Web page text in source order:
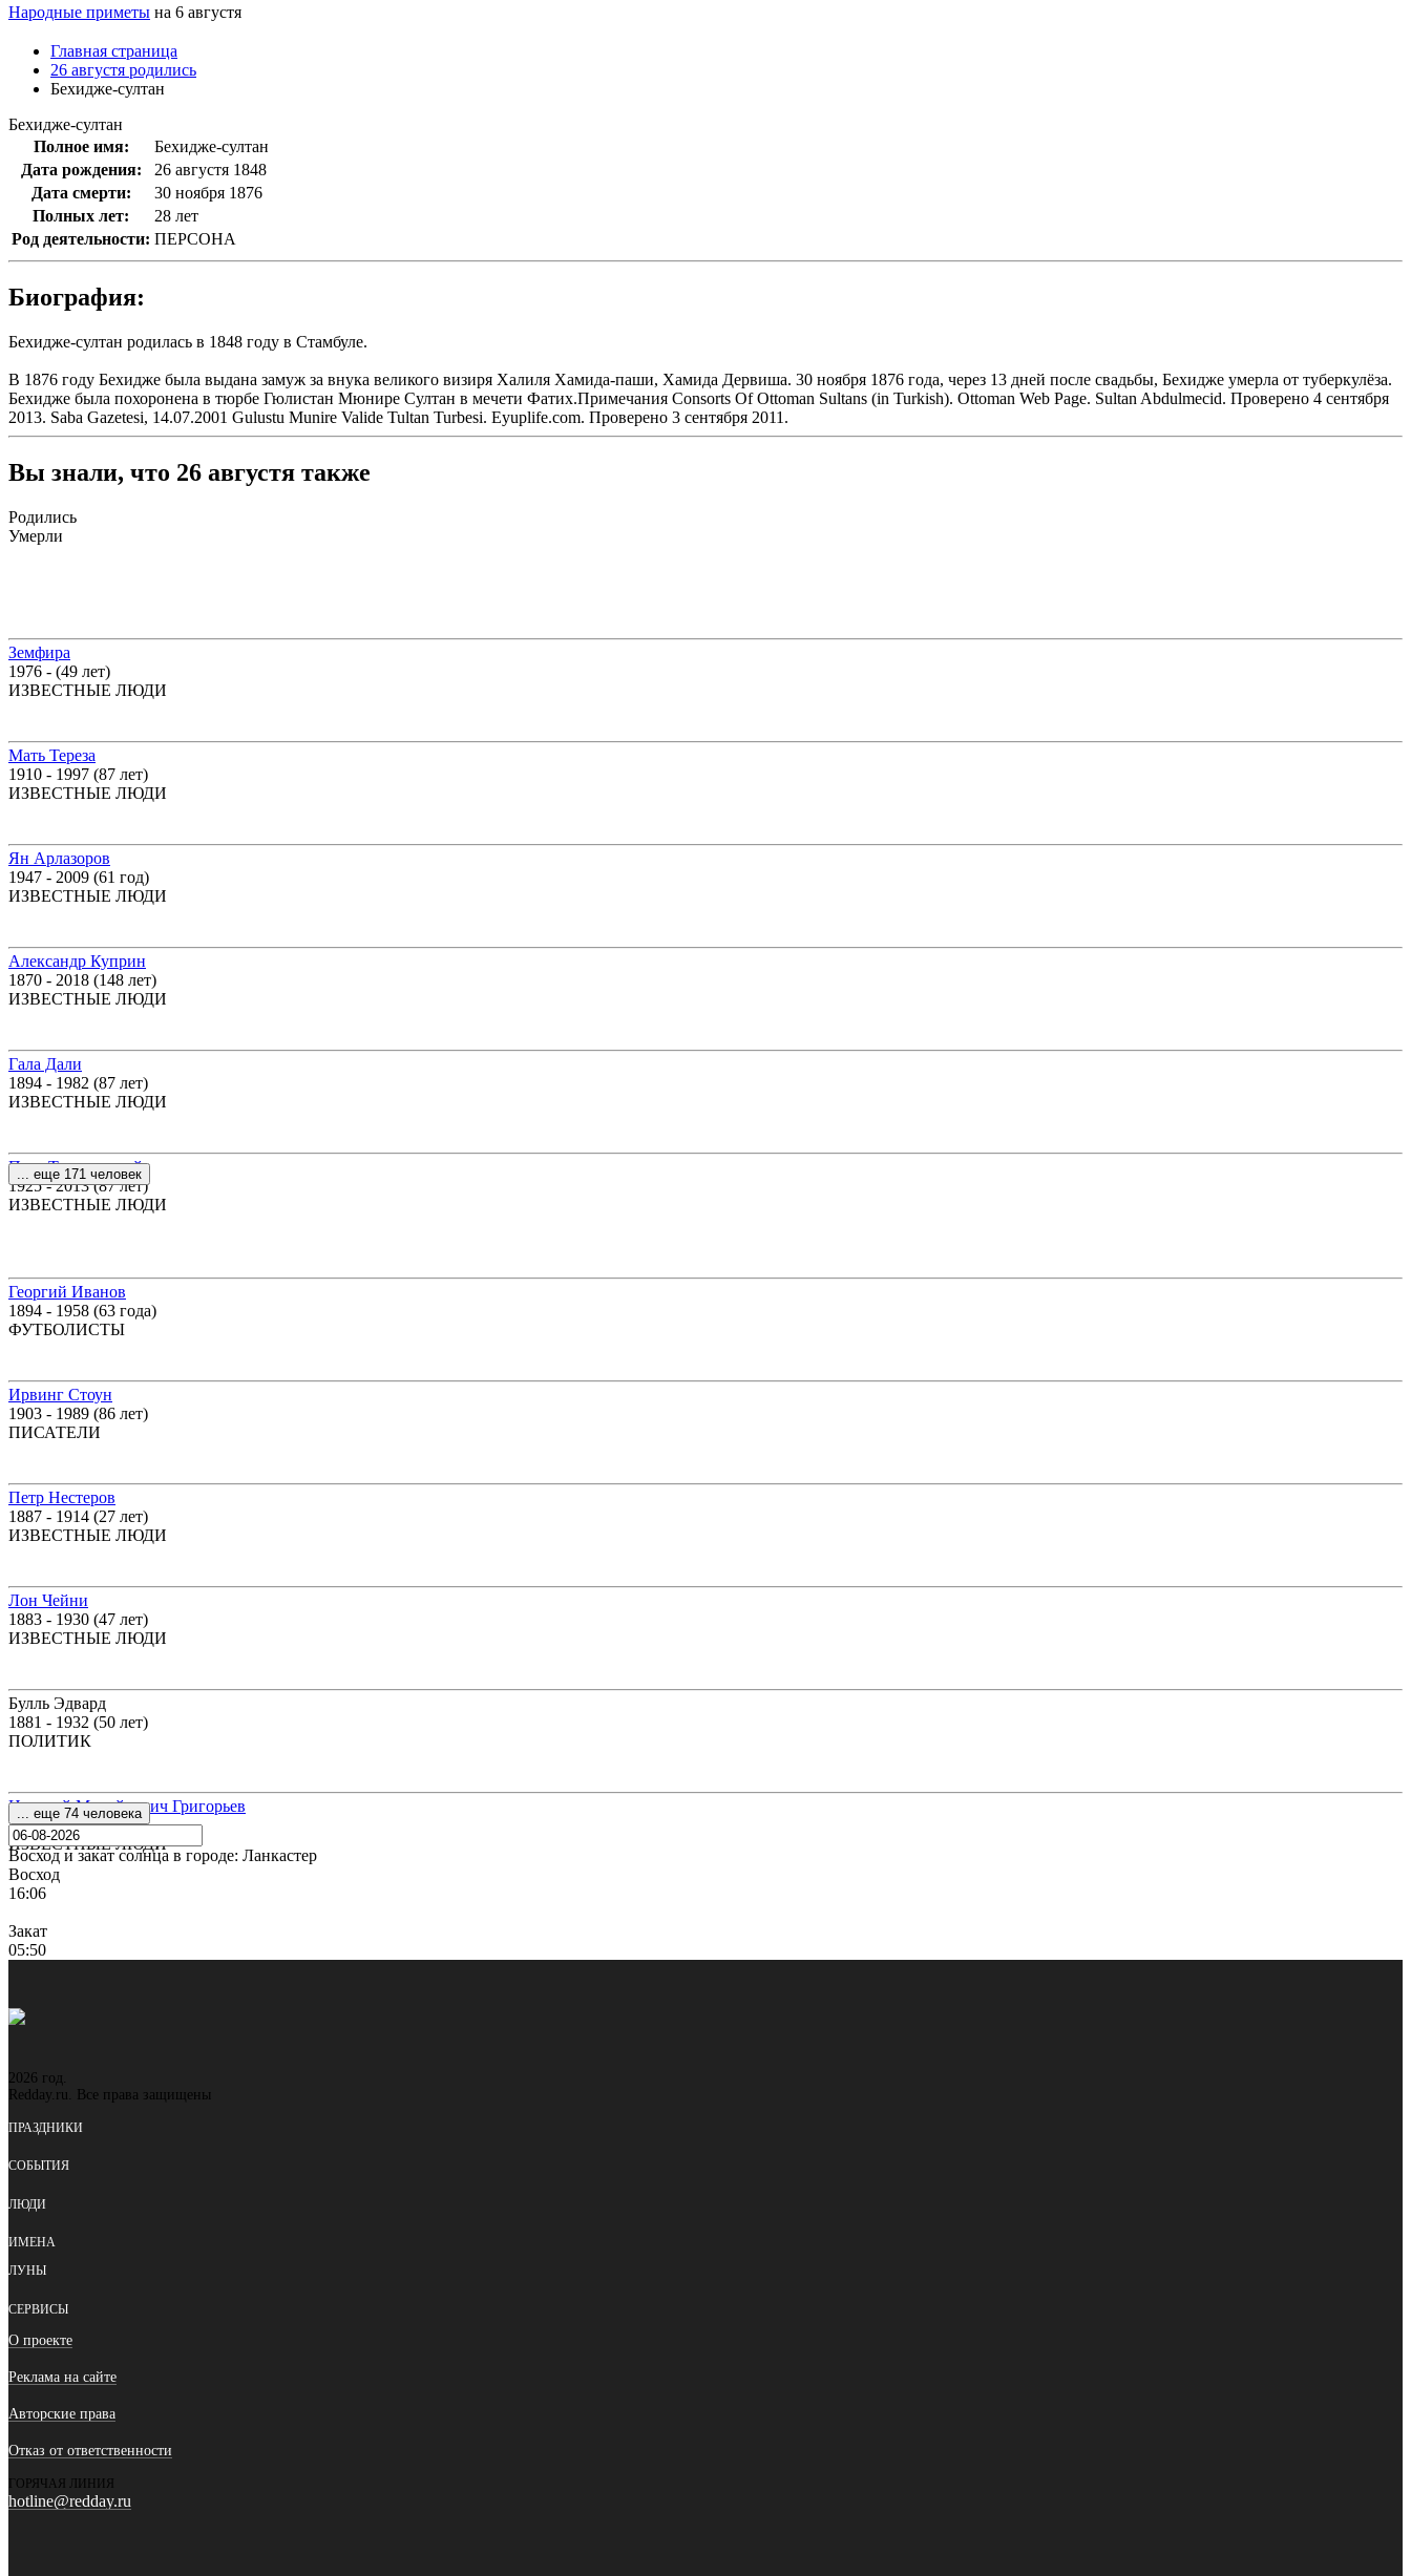
Народные приметы на 6 августя
Главная страница
26 августя родились
Бехидже-султан
Бехидже-султан
Полное имя:
Бехидже-султан
Дата рождения:
26 августя 1848
Дата смерти:
30 ноября 1876
Полных лет:
28 лет
Род деятельности: ПЕРСОНА
Биография:
Бехидже-султан родилась в 1848 году в Стамбуле.
В 1876 году Бехидже была выдана замуж за внука великого визиря Халиля Хамида-паши, Хамида Дервиша. 30 ноября 1876 года, через 13 дней после свадьбы, Бехидже умерла от туберкулёза.
Бехидже была похоронена в тюрбе Гюлистан Мюнире Султан в мечети Фатих.Примечания Consorts Of Ottoman Sultans (in Turkish). Ottoman Web Page. Sultan Abdulmecid. Проверено 4 сентября
2013. Saba Gazetesi, 14.07.2001 Gulustu Munire Valide Tultan Turbesi. Eyuplife.com. Проверено 3 сентября 2011.
Вы знали, что 26 августя также
Родились
Умерли
Земфира
1976 - (49 лет)
ИЗВЕСТНЫЕ ЛЮДИ
Мать Тереза
1910 - 1997 (87 лет)
ИЗВЕСТНЫЕ ЛЮДИ
Ян Арлазоров
1947 - 2009 (61 год)
ИЗВЕСТНЫЕ ЛЮДИ
Александр Куприн
1870 - 2018 (148 лет)
ИЗВЕСТНЫЕ ЛЮДИ
Гала Дали
1894 - 1982 (87 лет)
ИЗВЕСТНЫЕ ЛЮДИ
Петр Тодоровский
1925 - 2013 (87 лет)
ИЗВЕСТНЫЕ ЛЮДИ
... еще 171 человек
Георгий Иванов
1894 - 1958 (63 года)
ФУТБОЛИСТЫ
Ирвинг Стоун
1903 - 1989 (86 лет)
ПИСАТЕЛИ
Петр Нестеров
1887 - 1914 (27 лет)
ИЗВЕСТНЫЕ ЛЮДИ
Лон Чейни
1883 - 1930 (47 лет)
ИЗВЕСТНЫЕ ЛЮДИ
Булль Эдвард
1881 - 1932 (50 лет)
ПОЛИТИК
Николай Михайлович Григорьев
1925 - 2016 (90 лет)
ИЗВЕСТНЫЕ ЛЮДИ
... еще 74 человека
Восход и закат солнца в городе: Ланкастер
Восход
16:06
Закат
05:50
2026 год.
Redday.ru. Все права защищены
ПРАЗДНИКИ
СОБЫТИЯ
ЛЮДИ
ИМЕНА
ЛУНЫ
СЕРВИСЫ
О проекте
Реклама на сайте
Авторские права
Отказ от ответственности
ГОРЯЧАЯ ЛИНИЯ
hotline@redday.ru